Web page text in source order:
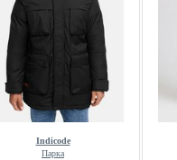
Indicode
Парка